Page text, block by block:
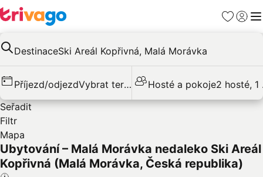
Oblíbené
DestinaceSki Areál Kopřivná, Malá Morávka
Příjezd/odjezdVybrat termín Hosté a pokoje2 hosté, 1
Seřadit
Filtr
Mapa
Ubytování – Malá Morávka nedaleko Ski Areál
Kopřivná (Malá Morávka, Česká republika)